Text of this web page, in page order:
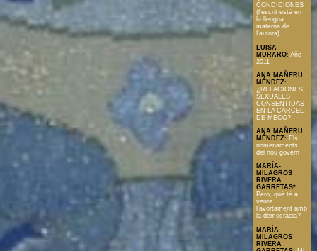
CONDICIONES
(l'escrit està en
la llengua
materna de
l'autora)
LUISA
MURARO: Año
2011
ANA MAÑERU
MÉNDEZ:
¿RELACIONES
SEXUALES
CONSENTIDAS
EN LA CÁRCEL
DE MECO?
ANA MAÑERU
MÉNDEZ: Els
nomenaments
del nou govern
MARÍA-
MILAGROS
RIVERA
GARRETAS*:
Pero, què té a
veure
l'avortament amb
la democràcia?
MARÍA-
MILAGROS
RIVERA